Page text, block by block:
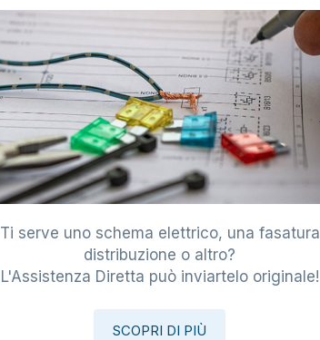
Ti serve uno schema elettrico, una fasatura
distribuzione o altro?
L'Assistenza Diretta può inviartelo originale!
SCOPRI DI PIÙ